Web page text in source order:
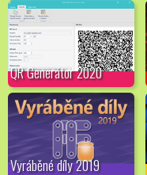
QR Generátor 2020
Vyráběné díly 2019